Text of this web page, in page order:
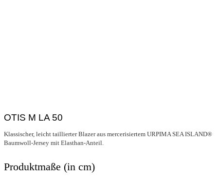
OTIS M LA 50
Klassischer, leicht taillierter Blazer aus mercerisiertem URPIMA SEA ISLAND®
Baumwoll-Jersey mit Elasthan-Anteil.
Produktmaße (in cm)